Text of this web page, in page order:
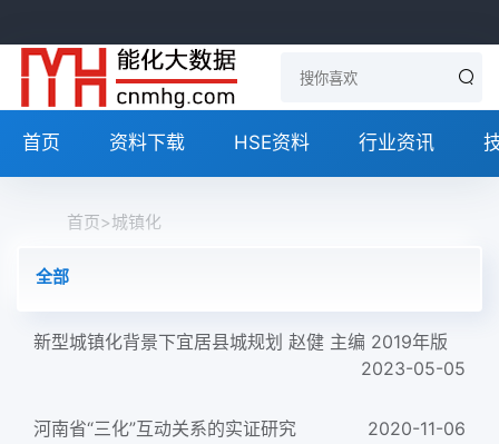
首页 资料下载 HSE资料 行业资讯
首页>城镇化
全部
新型城镇化背景下宜居县城规划 赵健 主编 2019年版
2023-05-05
河南省“三化”互动关系的实证研究 2020-11-06